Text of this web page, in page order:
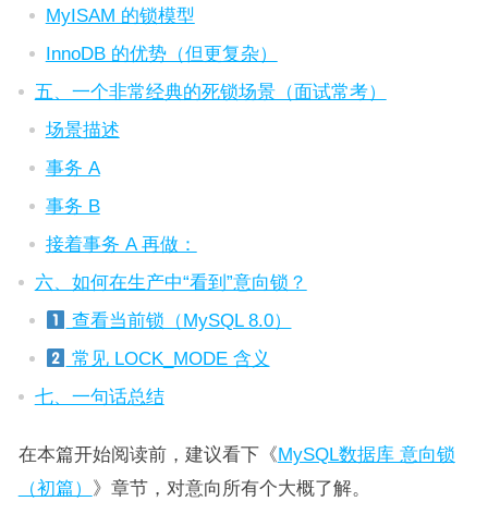
MyISAM 的锁模型
InnoDB 的优势（但更复杂）
五、一个非常经典的死锁场景（面试常考）
场景描述
事务 A
事务 B
接着事务 A 再做：
六、如何在生产中“看到”意向锁？
查看当前锁（MySQL 8.0）
常见 LOCK_MODE 含义
七、一句话总结
在本篇开始阅读前，建议看下《MySQL数据库 意向锁
（初篇） 》章节，对意向所有个大概了解。